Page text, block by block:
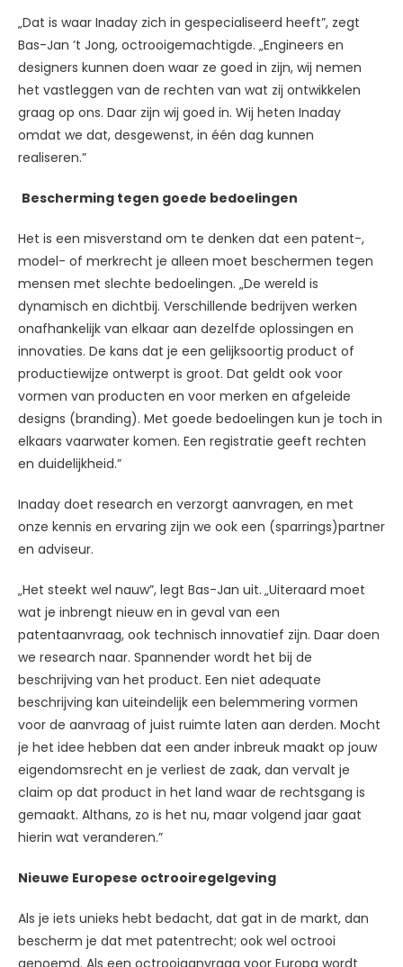
„Dat is waar Inaday zich in gespecialiseerd heeft”, zegt
Bas-Jan ’t Jong, octrooigemachtigde. „Engineers en
designers kunnen doen waar ze goed in zijn, wij nemen
het vastleggen van de rechten van wat zij ontwikkelen
graag op ons. Daar zijn wij goed in. Wij heten Inaday
omdat we dat, desgewenst, in één dag kunnen
realiseren.”
Bescherming tegen goede bedoelingen
Het is een misverstand om te denken dat een patent-,
model- of merkrecht je alleen moet beschermen tegen
mensen met slechte bedoelingen. „De wereld is
dynamisch en dichtbij. Verschillende bedrijven werken
onafhankelijk van elkaar aan dezelfde oplossingen en
innovaties. De kans dat je een gelijksoortig product of
productiewijze ontwerpt is groot. Dat geldt ook voor
vormen van producten en voor merken en afgeleide
designs (branding). Met goede bedoelingen kun je toch in
elkaars vaarwater komen. Een registratie geeft rechten
en duidelijkheid.”
Inaday doet research en verzorgt aanvragen, en met
onze kennis en ervaring zijn we ook een (sparrings)partner
en adviseur.
„Het steekt wel nauw”, legt Bas-Jan uit. „Uiteraard moet
wat je inbrengt nieuw en in geval van een
patentaanvraag, ook technisch innovatief zijn. Daar doen
we research naar. Spannender wordt het bij de
beschrijving van het product. Een niet adequate
beschrijving kan uiteindelijk een belemmering vormen
voor de aanvraag of juist ruimte laten aan derden. Mocht
je het idee hebben dat een ander inbreuk maakt op jouw
eigendomsrecht en je verliest de zaak, dan vervalt je
claim op dat product in het land waar de rechtsgang is
gemaakt. Althans, zo is het nu, maar volgend jaar gaat
hierin wat veranderen.”
Nieuwe Europese octrooiregelgeving
Als je iets unieks hebt bedacht, dat gat in de markt, dan
bescherm je dat met patentrecht; ook wel octrooi